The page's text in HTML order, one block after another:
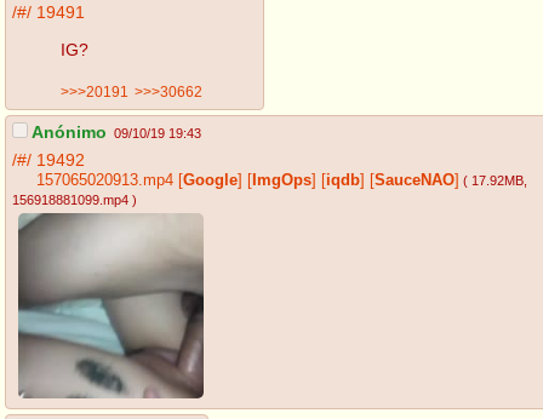
/#/ 19491
IG?
>>>20191 >>>30662
Anónimo 09/10/19 19:43
/#/ 19492
157065020913.mp4 Google ImgOps iqdb SauceNAO ( 17.92MB,
156918881099.mp4 )